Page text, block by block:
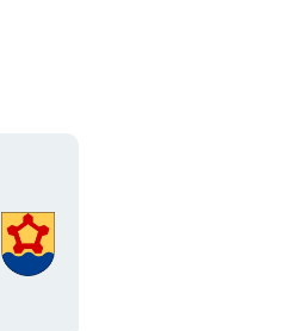
Organisaation
logotyyppi